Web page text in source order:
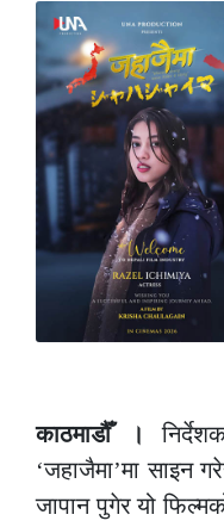
काठमाडौँ ।
‘जहाजैमा’मा साइन
जापान पुगेर यो